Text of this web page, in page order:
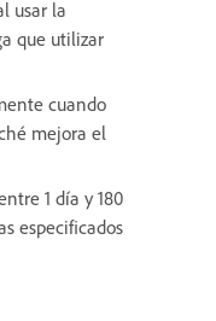
usar la
que utilizar
cuando
mejora el
1 día y 180
especificados